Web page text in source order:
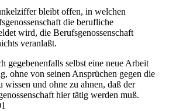
bleibt offen, in welchen
die berufliche
wird, die Berufsgenossenschaft
veranlaßt.
gegebenenfalls selbst eine neue Arbeit
ohne von seinen Ansprüchen gegen die
wissen und ohne zu ahnen, daß der
hier tätig werden muß.